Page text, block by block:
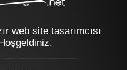
web site tasarımcısı